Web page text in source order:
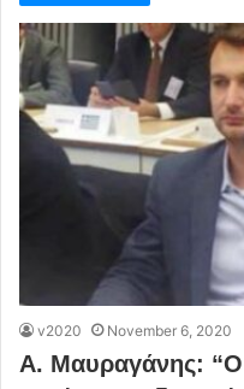
v2020 November 6, 2020
Α. Μαυραγάνης: “Ο